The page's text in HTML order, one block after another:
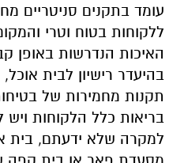
עומד בתקנים סניטריים
ללקוחות בטוח וטרי
האיכות הנדרשות באופן
בהיעדר רישיון לבית
תקנות מחמירות של
בריאות כלל הלקוחות ויש
למקרה שלא ידעתם, בית